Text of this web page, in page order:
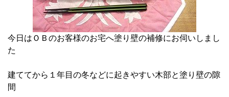
今日はＯＢのお客様のお宅へ塗り壁の補修にお伺いしまし
た
建ててから１年目の冬などに起きやすい木部と塗り壁の隙
間